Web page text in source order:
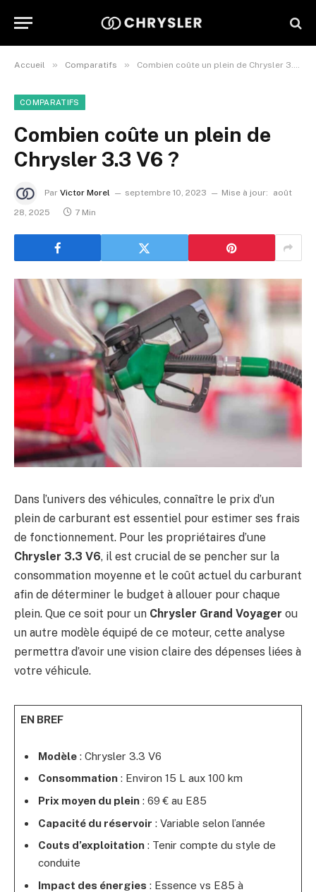
Accueil » Comparatifs » Combien coûte un plein de Chrysler 3.3 V6 ?
COMPARATIFS
Combien coûte un plein de
Chrysler 3.3 V6 ?
Par Victor Morel septembre 10, 2023 Mise à jour:
août
28, 2025
7 Min
Dans l’univers des véhicules, connaître le prix d’un
plein de carburant est essentiel pour estimer ses frais
de fonctionnement. Pour les propriétaires d’une
Chrysler 3.3 V6, il est crucial de se pencher sur la
consommation moyenne et le coût actuel du carburant
afin de déterminer le budget à allouer pour chaque
plein. Que ce soit pour un Chrysler Grand Voyager ou
un autre modèle équipé de ce moteur, cette analyse
permettra d’avoir une vision claire des dépenses liées à
votre véhicule.
EN BREF
Modèle: Chrysler 3.3 V6
Consommation: Environ 15 L aux 100 km
Prix moyen du plein: 69 € au E85
Capacité du réservoir : Variable selon l’année
Couts d’exploitation: Tenir compte du style de
conduite
Impact des énergies : Essence vs E85 à